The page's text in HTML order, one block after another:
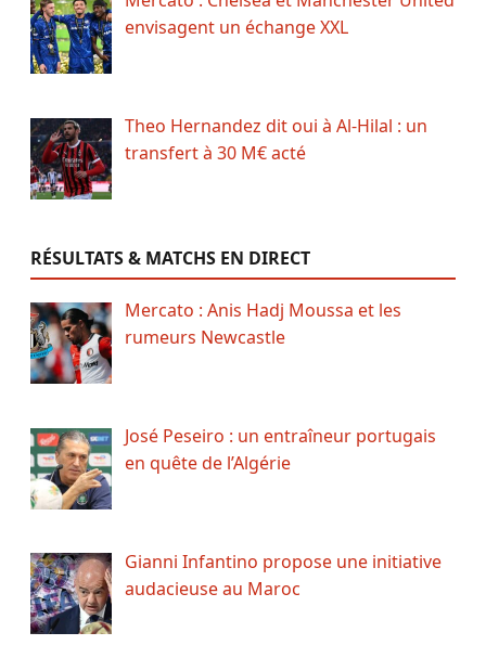
envisagent un échange XXL
Theo Hernandez dit oui à Al-Hilal : un
transfert à 30 M€ acté
RÉSULTATS & MATCHS EN DIRECT
Mercato : Anis Hadj Moussa et les
rumeurs Newcastle
José Peseiro : un entraîneur portugais
en quête de l’Algérie
Gianni Infantino propose une initiative
audacieuse au Maroc